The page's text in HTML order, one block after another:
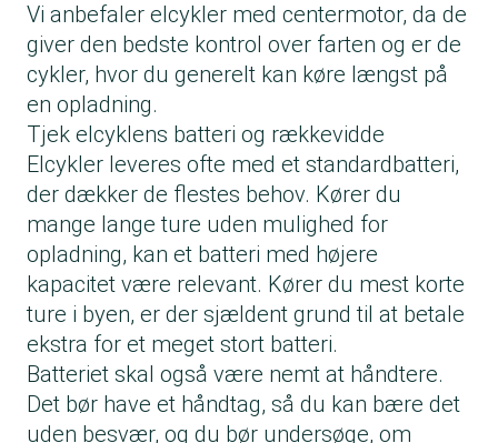
Vi anbefaler elcykler med centermotor, da de
giver den bedste kontrol over farten og er de
cykler, hvor du generelt kan køre længst på
en opladning.
Tjek elcyklens batteri og rækkevidde
Elcykler leveres ofte med et standardbatteri,
der dækker de flestes behov. Kører du
mange lange ture uden mulighed for
opladning, kan et batteri med højere
kapacitet være relevant. Kører du mest korte
ture i byen, er der sjældent grund til at betale
ekstra for et meget stort batteri.
Batteriet skal også være nemt at håndtere.
Det bør have et håndtag, så du kan bære det
uden besvær, og du bør undersøge, om